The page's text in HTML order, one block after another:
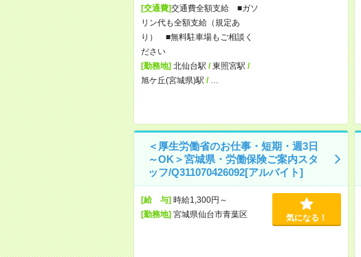
[交通費]交通費全額支給 ■ガソ
リン代も全額支給（規定あ
り） ■無料駐車場もご相談く
ださい
[勤務地]北仙台駅 /東照宮駅 /
旭ケ丘(宮城県)駅 /
＜厚生労働省のお仕事・短期・週3日
～OK＞宮城県・労働保険ご案内スタ
ッフ/Q311070426092[アルバイト]
[給 与]時給1,300円～
[勤務地]宮城県仙台市青葉区 気になる！